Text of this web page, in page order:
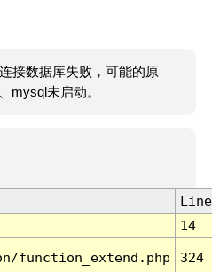
接数据库失败，可能的原
mysql未启动。
Line
14
function_extend.php 324